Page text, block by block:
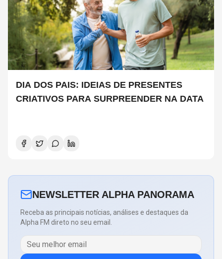
DIA DOS PAIS: IDEIAS DE PRESENTES
CRIATIVOS PARA SURPREENDER NA DATA
NEWSLETTER ALPHA PANORAMA
Receba as principais notícias, análises e destaques da
Alpha FM direto no seu email.